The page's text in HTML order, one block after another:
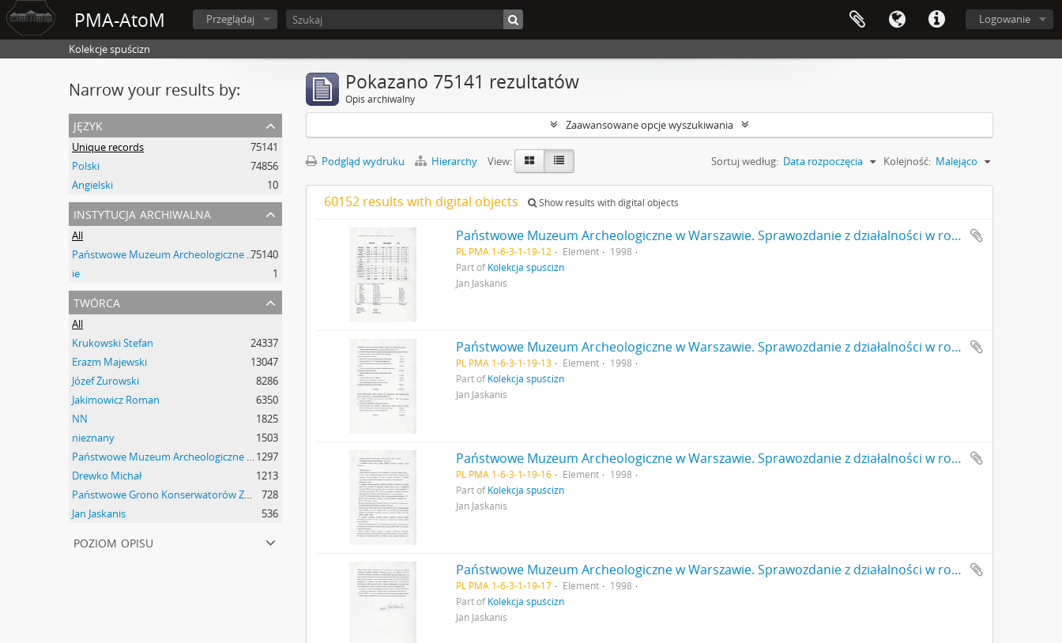
PMA-AtoM Logowanie
Przeglądaj
Kolekcje spuścizn
Narrow your results by:
język
Unique records
75141
Polski
74856
Angielski
10
instytucja archiwalna
All
Państwowe Muzeum Archeologiczne w Warszawie75140
ie
1
twórca
All
Krukowski Stefan
24337
Erazm Majewski
13047
Józef Żurowski
8286
Jakimowicz Roman
6350
NN
1825
nieznany
1503
Państwowe Muzeum Archeologiczne w Warszawie 1297
Drewko Michał
1213
Państwowe Grono Konserwatorów Zabytków Przedhistorycznych Michał Drewko
728
Jan Jaskanis
536
poziom opisu
Pokazano 75141 rezultatów
Opis archiwalny
Zaawansowane opcje wyszukiwania
Podgląd wydruku Hierarchy View: Sortuj według: Data rozpoczęcia Kolejność: Malejąco
60152 results with digital objects Show results with digital objects
Państwowe Muzeum Archeologiczne w Warszawie. Sprawozdanie z działalności w roku 1998. Maszynopis. Szacunkowa ferkwencja. Cd.
PL PMA 1-6-3-1-19-12 Element
1998
Part ofKolekcja spuścizn
Jan Jaskanis
Państwowe Muzeum Archeologiczne w Warszawie. Sprawozdanie z działalności w roku 1998. Maszynopis. Zadania i koszty prac konserwatorskich w zabytkowych obiektach muzealnych.
PL PMA 1-6-3-1-19-13 Element
1998
Part ofKolekcja spuścizn
Jan Jaskanis
Państwowe Muzeum Archeologiczne w Warszawie. Sprawozdanie z działalności w roku 1998. Maszynopis. Istotne informacje o działalności muzeum. Cd 1.
PL PMA 1-6-3-1-19-16 Element
1998
Part ofKolekcja spuścizn
Jan Jaskanis
Państwowe Muzeum Archeologiczne w Warszawie. Sprawozdanie z działalności w roku 1998. Maszynopis. Istotne informacje o działalności muzeum. Cd 2.
PL PMA 1-6-3-1-19-17 Element
1998
Part ofKolekcja spuścizn
Jan Jaskanis